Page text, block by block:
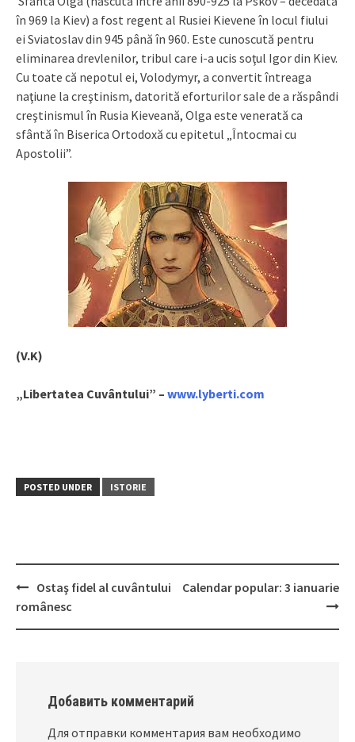
în 969 la Kiev) a fost regent al Rusiei Kievene în locul fiului
ei Sviatoslav din 945 până în 960. Este cunoscută pentru
eliminarea drevlenilor, tribul care i-a ucis soţul Igor din Kiev.
Cu toate că nepotul ei, Volodymyr, a convertit întreaga
naţiune la creştinism, datorită eforturilor sale de a răspândi
creştinismul în Rusia Kieveană, Olga este venerată ca
sfântă în Biserica Ortodoxă cu epitetul „Întocmai cu
Apostolii”.
(V.K)
„Libertatea Cuvântului” – www.lyberti.com
POSTED UNDER ISTORIE
Post
navigation
Ostaş fidel al cuvântului
românesc
Calendar popular: 3 ianuarie
Добавить комментарий
Для отправки комментария вам необходимо